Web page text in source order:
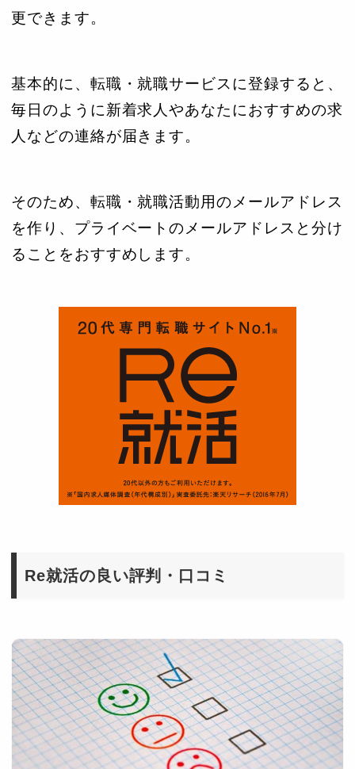
更できます。
基本的に、転職・就職サービスに登録すると、
毎日のように新着求人やあなたにおすすめの求
人などの連絡が届きます。
そのため、転職・就職活動用のメールアドレス
を作り、プライベートのメールアドレスと分け
ることをおすすめします。
Re就活の良い評判・口コミ